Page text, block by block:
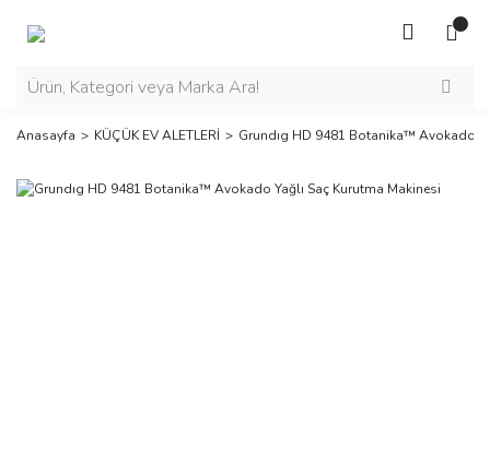
Anasayfa KÜÇÜK EV ALETLERİ Grundıg HD 9481 Botanika™ Avokado